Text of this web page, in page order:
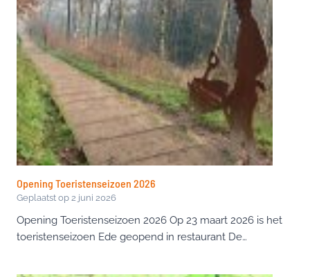
Opening Toeristenseizoen 2026
Geplaatst op 2 juni 2026
Opening Toeristenseizoen 2026 Op 23 maart 2026 is het
toeristenseizoen Ede geopend in restaurant De…